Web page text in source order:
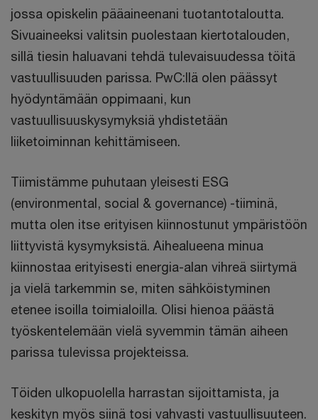
jossa opiskelin pääaineenani tuotantotaloutta.
Sivuaineeksi valitsin puolestaan kiertotalouden,
sillä tiesin haluavani tehdä tulevaisuudessa töitä
vastuullisuuden parissa. PwC:llä olen päässyt
hyödyntämään oppimaani, kun
vastuullisuuskysymyksiä yhdistetään
liiketoiminnan kehittämiseen.
Tiimistämme puhutaan yleisesti ESG
(environmental, social & governance) -tiiminä,
mutta olen itse erityisen kiinnostunut ympäristöön
liittyvistä kysymyksistä. Aihealueena minua
kiinnostaa erityisesti energia-alan vihreä siirtymä
ja vielä tarkemmin se, miten sähköistyminen
etenee isoilla toimialoilla. Olisi hienoa päästä
työskentelemään vielä syvemmin tämän aiheen
parissa tulevissa projekteissa.
Töiden ulkopuolella harrastan sijoittamista, ja
keskityn myös siinä tosi vahvasti vastuullisuuteen.